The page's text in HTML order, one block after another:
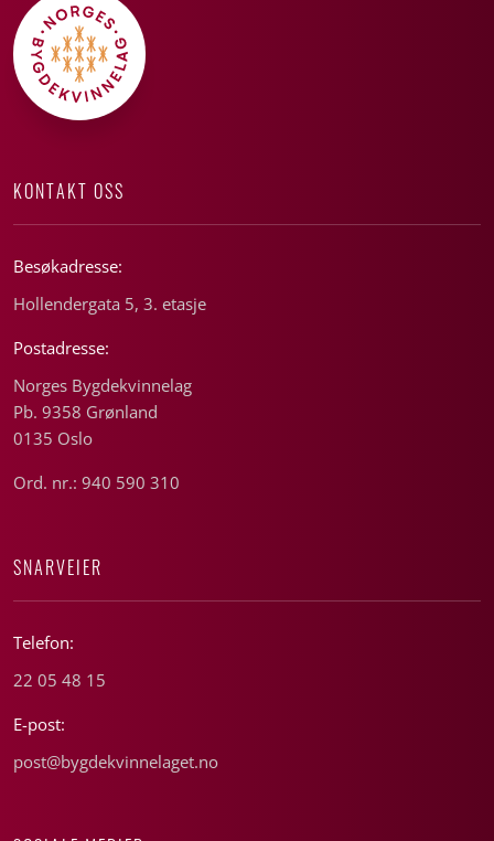
KONTAKT OSS
Besøkadresse:
Hollendergata 5, 3. etasje
Postadresse:
Norges Bygdekvinnelag
Pb. 9358 Grønland
0135 Oslo
Ord. nr.: 940 590 310
SNARVEIER
Telefon:
22 05 48 15
E-post:
post@bygdekvinnelaget.no